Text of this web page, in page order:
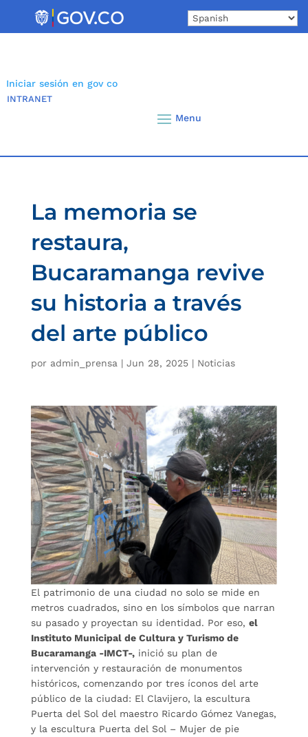
Iniciar sesión en gov co
INTRANET
La memoria se
restaura,
Bucaramanga revive
su historia a través
del arte público
por admin_prensa | Jun 28, 2025| Noticias
El patrimonio de una ciudad no solo se mide en
metros cuadrados, sino en los símbolos que narran
su pasado y proyectan su identidad. Por eso, el
Instituto Municipal de Cultura y Turismo de
Bucaramanga -IMCT-,inició su plan de
intervención y restauración de monumentos
históricos, comenzando por tres íconos del arte
público de la ciudad: El Clavijero, la escultura
Puerta del Sol del maestro Ricardo Gómez Vanegas,
y la escultura Puerta del Sol – Mujer de pie